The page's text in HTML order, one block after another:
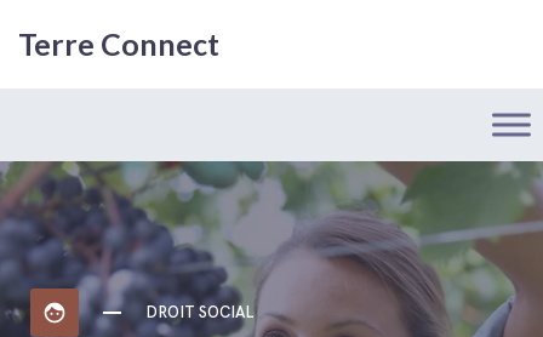
Terre Connect
face DROIT SOCIAL